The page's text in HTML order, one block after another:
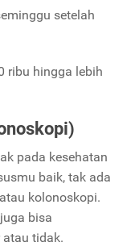
setelah
ribu hingga lebih
pada kesehatan
baik, tak ada
kolonoskopi.
bisa
atau tidak.